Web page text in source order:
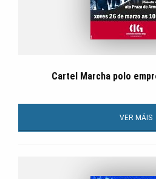
Cartel Marcha polo
VER MÁIS